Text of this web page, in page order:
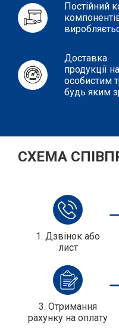
Постійний
Доставка
продукції
особистим
будь яким
СХЕМА
1. Дзвінок або
лист
3. Отримання
рахунку на оплату